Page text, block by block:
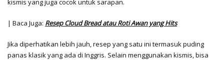
kismis yang juga cocok untuk sarapan.
| Baca Juga: Resep Cloud Bread atau Roti Awan yang Hits
Jika diperhatikan lebih jauh, resep yang satu ini termasuk puding
panas klasik yang ada di Inggris. Selain menggunakan kismis, bisa